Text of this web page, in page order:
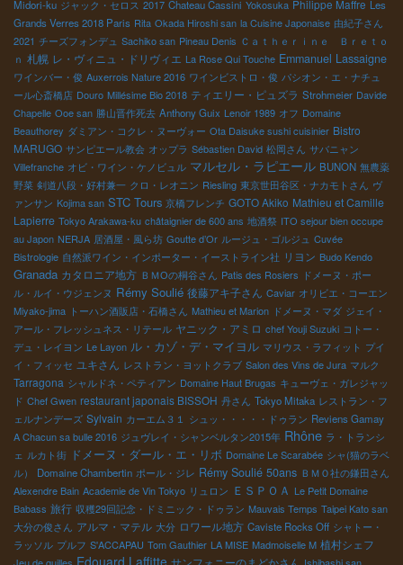
Midori-ku ジャック・セロス 2017 Chateau Cassini Yokosuka Philippe Maffre Les
Grands Verres 2018 Paris Rita Okada Hiroshi san la Cuisine Japonaise 由紀子さん
2021 チーズフォンデュ Sachiko san Pineau Denis Ｃａｔｈｅｒｉｎｅ Ｂｒｅｔｏ
ｎ 札幌 レ・ヴィニュ・ドリヴィエ La Rose Qui Touche Emmanuel Lassaigne
ワインバー・俊 Auxerrois Nature 2016 ワインビストロ・俊 パシオン・エ・ナチュ
ール心斎橋店 Douro Millésime Bio 2018 ティエリー・ピュズラ Strohmeier Davide
Chapelle Ooe san 勝山晋作死去 Anthony Guix Lenoir 1989 オフ Domaine
Beauthorey ダミアン・コクレ・ヌーヴォー Ota Daisuke sushi cuisinier Bistro
MARUGO サンピエール教会 オップラ Sébastien David 松岡さん サバニャン
Villefranche オビ・ワイン・ケノビュル マルセル・ラピエール BUNON 無農薬
野菜 剣道八段・好村兼一 クロ・レオニン Riesling 東京世田谷区・ナカモトさん ヴ
ァンサン Kojima san STC Tours 京橋フレンチ GOTO Akiko Mathieu et Camille
Lapierre Tokyo Arakawa-ku châtaignier de 600 ans 地酒祭 ITO sejour bien occupe
au Japon NERJA 居酒屋・風ら坊 Goutte d’Or ルージュ・ゴルジュ Cuvée
Bistrologie 自然派ワイン・インポーター・イーストライン社 リヨン Budo Kendo
Granada カタロニア地方 ＢＭОの桐谷さん Patis des Rosiers ドメーヌ・ポー
ル・ルイ・ウジェンヌ Rémy Soulié 後藤アキ子さん Caviar オリビエ・コーエン
Miyako-jima トーハン酒販店・石橋さん Mathieu et Marion ドメーヌ・マダ ジェイ・
アール・フレッシュネス・リテール ヤニック・アミロ chef Youji Suzuki コトー・
デュ・レイヨン Le Layon ル・カゾ・デ・マイヨル マリウス・ラフィット プイ
イ・フィッセ ユキさん レストラン・ヨットクラブ Salon des Vins de Jura マルク
Tarragona シャルドネ・ペティアン Domaine Haut Brugas キューヴェ・ガレジャッ
ド Chef Gwen restaurant japonais BISSOH 丹さん Tokyo Mitaka レストラン・フ
ェルナンデーズ Sylvain カーエム３１ シュッ・・・・・ドゥラン Reviens Gamay
A Chacun sa bulle 2016 ジュヴレイ・シャンベルタン2015年 Rhône ラ・トランシ
ェ ルカト街 ドメーヌ・ダール・エ・リボ Domaine Le Scarabée シャ(猫のラベ
ル）
Domaine Chambertin ポール・ジレ Rémy Soulié 50ans ＢＭＯ社の鎌田さん
Alexendre Bain Academie de Vin Tokyo リュロン ＥＳＰＯＡ Le Petit Domaine
Babass 旅行 収穫29回記念・ドミニック・ドゥラン Mauvais Temps Taipei Kato san
大分の俊さん アルマ・マテル 大分 ロワール地方 Caviste Rocks Off シャトー・
ラッソル プルフ S'ACCAPAU Tom Gauthier LA MISE Madmoiselle M 植村シェフ